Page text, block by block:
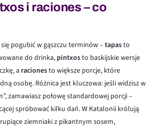
i raciones – co
pogubić w gąszczu terminów –tapasto
do drinka, pintxosto baskijskie wersje
a racionesto większe porcje, które
osobę. Różnica jest kluczowa: jeśli widzisz w
zamawiasz połowę standardowej porcji –
spróbować kilku dań. W Katalonii królują
ziemniaki z pikantnym sosem,